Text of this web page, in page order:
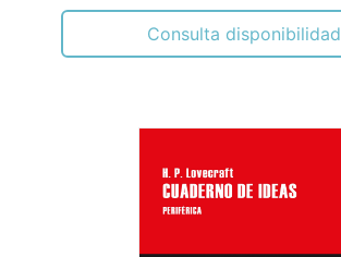
Consulta disponibilidad